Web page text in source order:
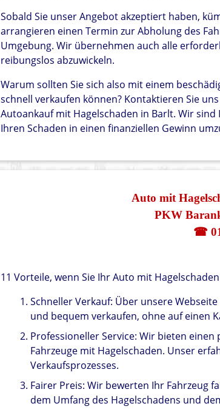
Sobald Sie unser Angebot akzeptiert haben,
arrangieren einen Termin zur Abholung des
Umgebung. Wir übernehmen auch alle
reibungslos abzuwickeln.
Warum sollten Sie sich also mit einem
schnell verkaufen können? Kontaktieren Sie
Autoankauf mit Hagelschaden in Barlt. Wir
Ihren Schaden in einen finanziellen Gewinn
Auto mit
PKW
☎
11 Vorteile, wenn Sie Ihr Auto mit
Schneller Verkauf: Über unsere
und bequem verkaufen, ohne auf einen
Professioneller Service: Wir bieten
Fahrzeuge mit Hagelschaden. Unser
Verkaufsprozesses.
Fairer Preis: Wir bewerten Ihr Fahrzeug
dem Umfang des Hagelschadens und